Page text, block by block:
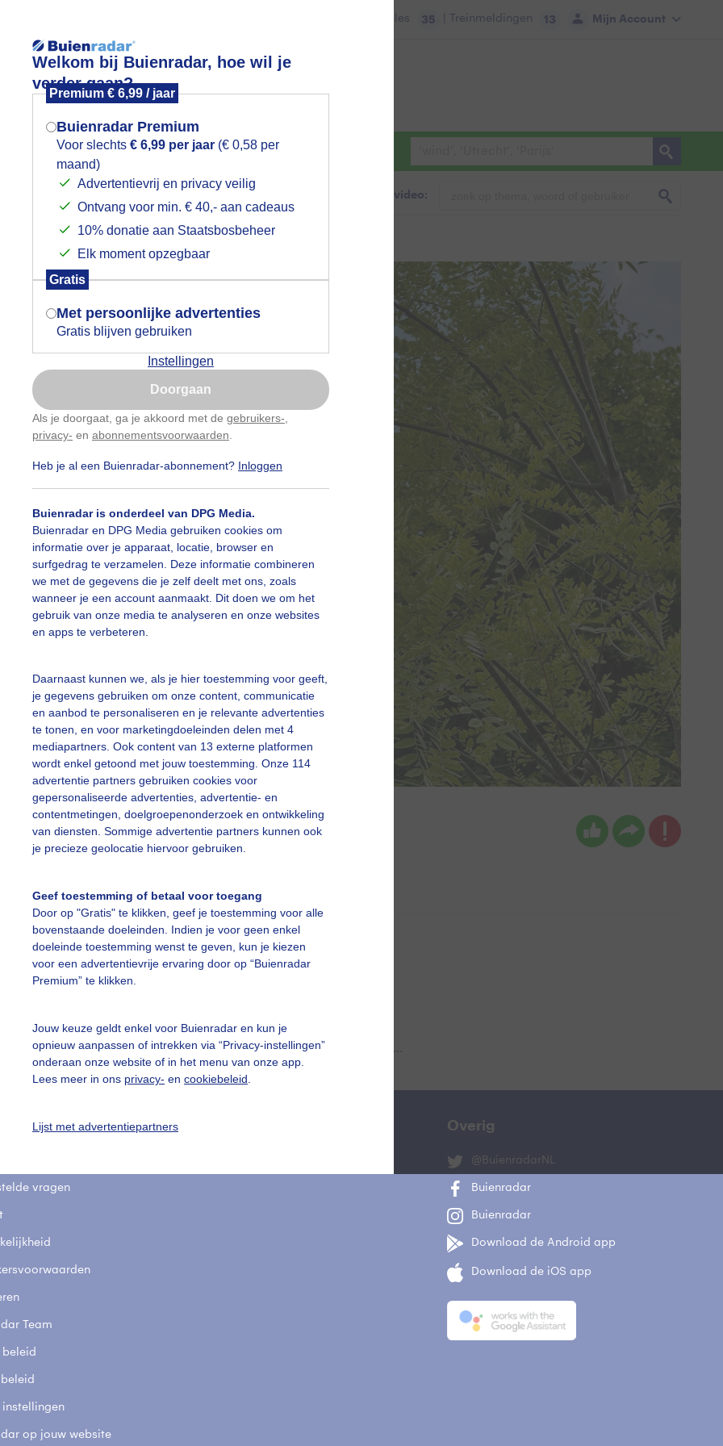
Welkom bij Buienradar, hoe wil je
verder gaan?
Premium € 6,99 / jaar
Buienradar Premium
Voor slechts € 6,99 per jaar (€ 0,58 per
maand)
Advertentievrij en privacy veilig
Ontvang voor min. € 40,- aan cadeaus
10% donatie aan Staatsbosbeheer
Elk moment opzegbaar
Gratis
Met persoonlijke advertenties
Gratis blijven gebruiken
Instellingen
Doorgaan
Als je doorgaat, ga je akkoord met de gebruikers-
privacy- en abonnementsvoorwaarden
Heb je al een Buienradar-abonnement? Inloggen
Buienradar is onderdeel van DPG Media.
Buienradar en DPG Media gebruiken cookies om
informatie over je apparaat, locatie, browser en
surfgedrag te verzamelen. Deze informatie combineren
we met de gegevens die je zelf deelt met ons, zoals
wanneer je een account aanmaakt. Dit doen we om het
gebruik van onze media te analyseren en onze websites
en apps te verbeteren.
Daarnaast kunnen we, als je hier toestemming voor geeft,
je gegevens gebruiken om onze content, communicatie
en aanbod te personaliseren en je relevante advertenties
te tonen, en voor marketingdoeleinden delen met 4
mediapartners. Ook content van 13 externe platformen
wordt enkel getoond met jouw toestemming. Onze 114
advertentie partners gebruiken cookies voor
gepersonaliseerde advertenties, advertentie- en
contentmetingen, doelgroepenonderzoek en ontwikkeling
van diensten. Sommige advertentie partners kunnen ook
je precieze geolocatie hiervoor gebruiken.
Geef toestemming of betaal voor toegang
Door op "Gratis" te klikken, geef je toestemming voor alle
bovenstaande doeleinden. Indien je voor geen enkel
doeleinde toestemming wenst te geven, kun je kiezen
voor een advertentievrije ervaring door op “Buienradar
Premium” te klikken.
Jouw keuze geldt enkel voor Buienradar en kun je
opnieuw aanpassen of intrekken via “Privacy-instellingen”
onderaan onze website of in het menu van onze app.
Lees meer in ons privacy- en cookiebeleid
Lijst met advertentiepartners
Mijn Account
Files 35 | Treinmeldingen 13
Foto en video Weerzine
Zoeken in foto & video:
Putters op bezoek
jan middelveld Gemaakt: 05-06-2026, 36x bekeken
slideshow
Een moment geduld aub...
vragen
Team
beleid
instellingen
op jouw website
Overig
@BuienradarNL
Buienradar
Buienradar
Download de Android app
Download de iOS app
Mogen we je locatie gebruiken voor
het weer?
Indien je hier nog geen akkoord op hebt
gegeven, verschijnt er zo een pop-up uit
je browser waarin deze toestemming
gevraagd wordt.
Is goed, toon de popup
Nu niet, misschien later
Gebruik je Safari en wil je niet elke dag deze pop-up
Klikhierom dit aan te passen